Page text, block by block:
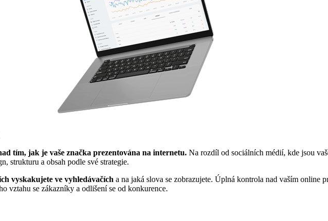
tím, jak je vaše značka prezentována na internetu. Na rozdíl od sociálních médií, kde jsou
strukturu a obsah podle své strategie.
vyskakujete ve vyhledávačích a na jaká slova se zobrazujete. Úplná kontrola nad vaším online
vztahu se zákazníky a odlišení se od konkurence.